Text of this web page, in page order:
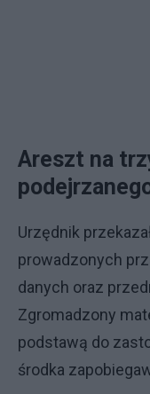
Areszt na
Urzędnik
prowadzonych
danych oraz
Zgromadzony
podstawą do
środka